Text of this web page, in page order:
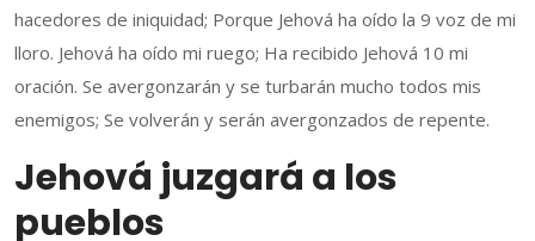
hacedores de iniquidad; Porque Jehová ha oído la 9 voz de mi
lloro. Jehová ha oído mi ruego; Ha recibido Jehová 10 mi
oración. Se avergonzarán y se turbarán mucho todos mis
enemigos; Se volverán y serán avergonzados de repente.
Jehová juzgará a los
pueblos